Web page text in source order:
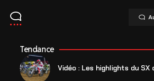
Tendance
Vidéo : Les highlights du SX